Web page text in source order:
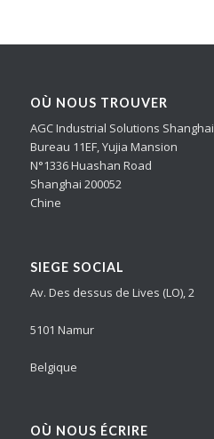
OÙ NOUS TROUVER
AGC Industrial Solutions Shanghai
Bureau 11EF, Yujia Mansion
N°1336 Huashan Road
Shanghai 200052
Chine
SIEGE SOCIAL
Av. Des dessus de Lives (LO), 2
5101 Namur
Belgique
OÙ NOUS ÉCRIRE